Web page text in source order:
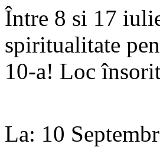
Între 8 si 17
spiritualitate
10-a! Loc
La: 10